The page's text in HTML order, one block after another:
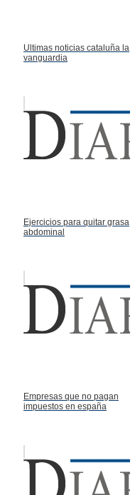
Ultimas noticias cataluña la
vanguardia
Ejercicios para quitar grasa
abdominal
Empresas que no pagan
impuestos en españa